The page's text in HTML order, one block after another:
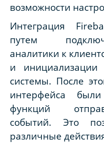
возможности
Интеграция
путем
аналитики к
и инициализации
системы. После
интерфейса
функций
событий. Это
различные